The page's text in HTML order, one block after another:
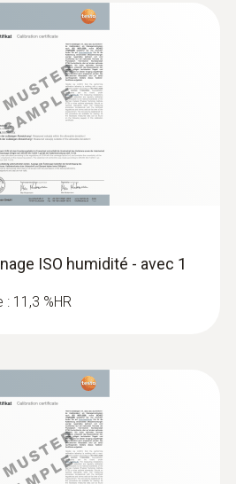
ISO humidité - avec 1
11,3 %HR